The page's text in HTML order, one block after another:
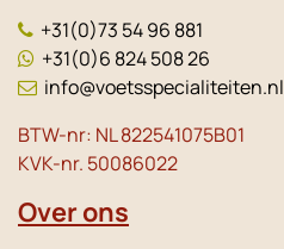
+31(0)73 54 96 881
+31(0)6 824 508 26
info@voetsspecialiteiten.nl
BTW-nr: NL 822541075B01
KVK-nr. 50086022
Over ons